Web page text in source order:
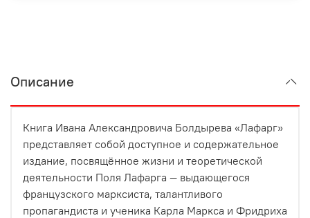
Описание
Книга Ивана Александровича Болдырева «Лафарг»
представляет собой доступное и содержательное
издание, посвящённое жизни и теоретической
деятельности Поля Лафарга — выдающегося
французского марксиста, талантливого
пропагандиста и ученика Карла Маркса и Фридриха